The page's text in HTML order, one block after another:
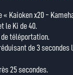
Kaioken x20 -
le Ki de 40.
de téléportation.
de 3
25 secondes.